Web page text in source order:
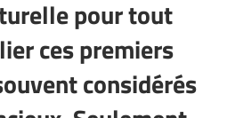
pour tout
ces premiers
considérés